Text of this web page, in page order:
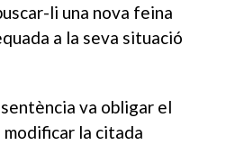
li una nova feina
a la seva situació
va obligar el
la citada